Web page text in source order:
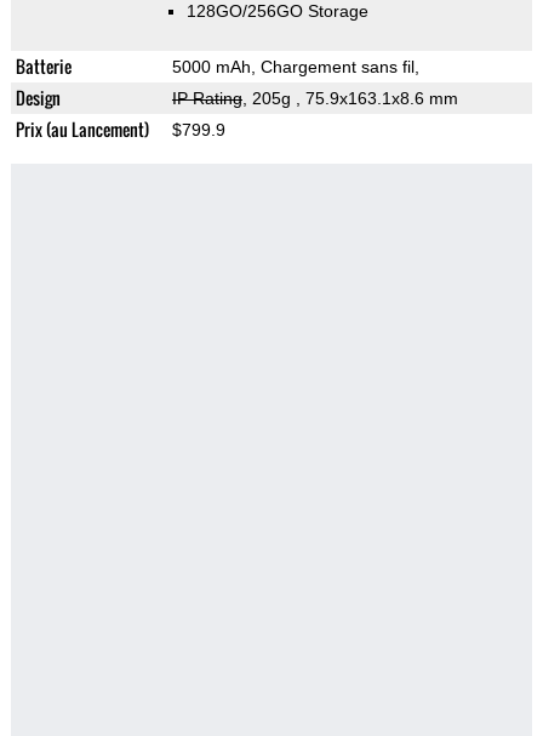
128GO/256GO Storage
Batterie 5000 mAh, Chargement sans fil,
Design IP Rating, 205g , 75.9x163.1x8.6 mm
Prix (au Lancement) $799.9